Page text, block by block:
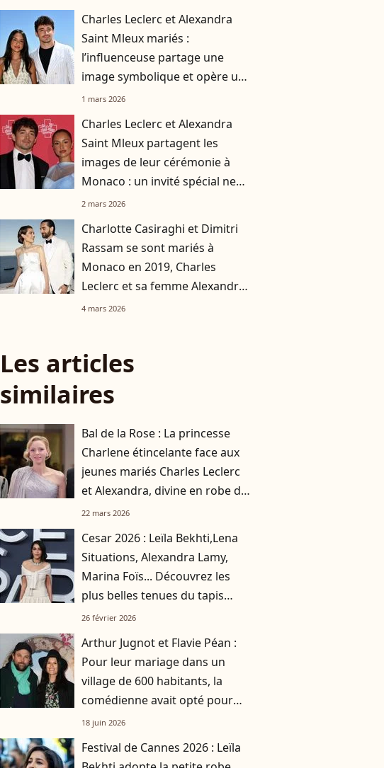
Charles Leclerc et Alexandra
Saint Mleux mariés :
l’influenceuse partage une
image symbolique et opère un
changement de taille
1 mars 2026
Charles Leclerc et Alexandra
Saint Mleux partagent les
images de leur cérémonie à
Monaco : un invité spécial ne
les a pas quittés
2 mars 2026
Charlotte Casiraghi et Dimitri
Rassam se sont mariés à
Monaco en 2019, Charles
Leclerc et sa femme Alexandra
ont choisi le même lieu
4 mars 2026
Les articles
similaires
Bal de la Rose : La princesse
Charlene étincelante face aux
jeunes mariés Charles Leclerc
et Alexandra, divine en robe de
satin rose
22 mars 2026
Cesar 2026 : Leïla Bekhti,Lena
Situations, Alexandra Lamy,
Marina Foïs... Découvrez les
plus belles tenues du tapis
rouge
26 février 2026
Arthur Jugnot et Flavie Péan :
Pour leur mariage dans un
village de 600 habitants, la
comédienne avait opté pour
une robe originale d'une
18 juin 2026
Festival de Cannes 2026 : Leïla